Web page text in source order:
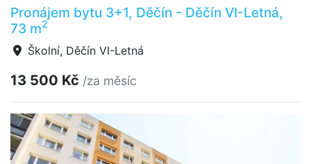
Pronájem bytu 3+1, Děčín - Děčín VI-Letná,
73 m2
Školní, Děčín VI-Letná
13 500 Kč /za měsíc